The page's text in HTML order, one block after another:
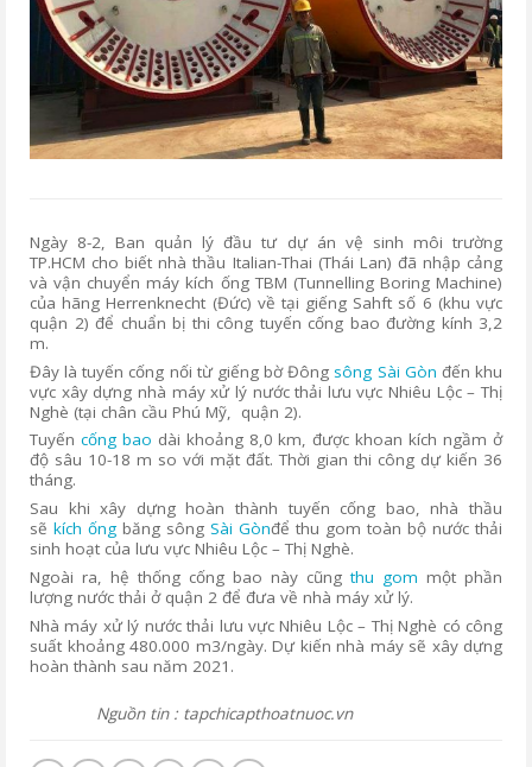
Ngày 8-2, Ban quản lý đầu tư dự án vệ sinh môi trường
TP.HCM cho biết nhà thầu Italian-Thai (Thái Lan) đã nhập cảng
và vận chuyển máy kích ống TBM (Tunnelling Boring Machine)
của hãng Herrenknecht (Đức) về tại giếng Sahft số 6 (khu vực
quận 2) để chuẩn bị thi công tuyến cống bao đường kính 3,2
m.
Đây là tuyến cống nối từ giếng bờ Đông sông Sài Gòn đến khu
vực xây dựng nhà máy xử lý nước thải lưu vực Nhiêu Lộc – Thị
Nghè (tại chân cầu Phú Mỹ, quận 2).
Tuyến cống bao dài khoảng 8,0 km, được khoan kích ngầm ở
độ sâu 10-18 m so với mặt đất. Thời gian thi công dự kiến 36
tháng.
Sau khi xây dựng hoàn thành tuyến cống bao, nhà thầu
sẽ kích ống băng sông Sài Gònđể thu gom toàn bộ nước thải
sinh hoạt của lưu vực Nhiêu Lộc – Thị Nghè.
Ngoài ra, hệ thống cống bao này cũngthu gom một phần
lượng nước thải ở quận 2 để đưa về nhà máy xử lý.
Nhà máy xử lý nước thải lưu vực Nhiêu Lộc – Thị Nghè có công
suất khoảng 480.000 m3/ngày. Dự kiến nhà máy sẽ xây dựng
hoàn thành sau năm 2021.
Nguồn tin : tapchicapthoatnuoc.vn